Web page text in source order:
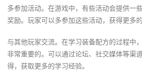
多参加活动。在游戏中，有些活动会提供一
奖励。玩家可以多参加这些活动，获得更多的
与其他玩家交流。在学习装备配方的过程中
非常重要的。可以通过论坛、社交媒体等渠
得，获取更多的学习经验。